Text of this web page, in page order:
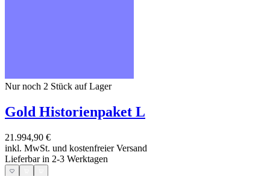
Nur noch 2 Stück auf Lager
Gold Historienpaket L
21.994,90 €
inkl. MwSt. und kostenfreier Versand
Lieferbar in 2-3 Werktagen